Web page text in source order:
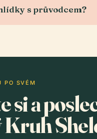
s průvodcem?
PO SVÉM
si a
Kruh